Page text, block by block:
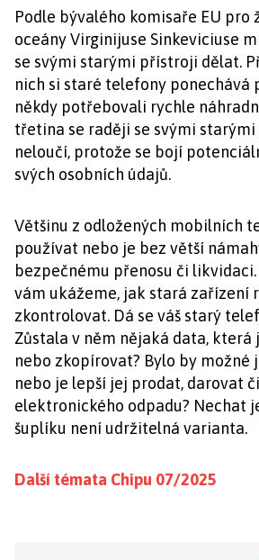
Podle bývalého komisaře EU
oceány Virginijuse Sinkeviciuse
se svými starými přístroji dělat.
nich si staré telefony ponechává
někdy potřebovali rychle
třetina se raději se svými
neloučí, protože se bojí
svých osobních údajů.
Většinu z odložených mobilních
používat nebo je bez větší
bezpečnému přenosu či
vám ukážeme, jak stará zařízení
zkontrolovat. Dá se váš starý
Zůstala v něm nějaká data, která
nebo zkopírovat? Bylo by možné
nebo je lepší jej prodat, darovat
elektronického odpadu? Nechat
šuplíku není udržitelná varianta.
Další témata Chipu 07/2025